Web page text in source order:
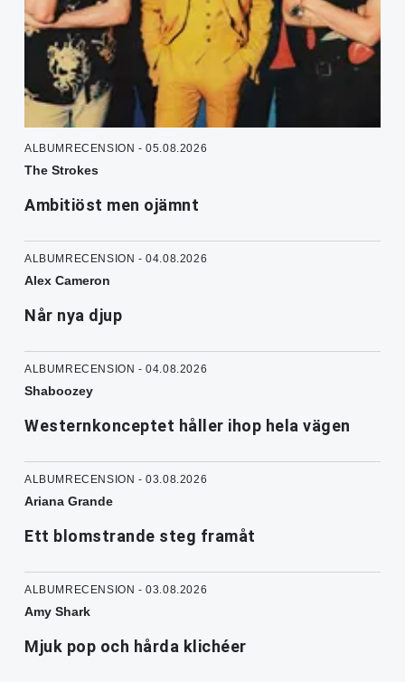
ALBUMRECENSION - 05.08.2026
The Strokes
Ambitiöst men ojämnt
ALBUMRECENSION - 04.08.2026
Alex Cameron
Når nya djup
ALBUMRECENSION - 04.08.2026
Shaboozey
Westernkonceptet håller ihop hela vägen
ALBUMRECENSION - 03.08.2026
Ariana Grande
Ett blomstrande steg framåt
ALBUMRECENSION - 03.08.2026
Amy Shark
Mjuk pop och hårda klichéer